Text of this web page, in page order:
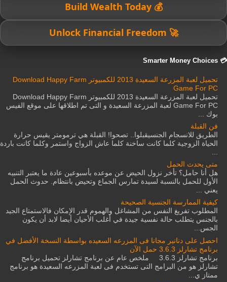
💰 Build Wealth Today
🚀 Unlock Financial Freedom
💳 Smarter Money Choices
تحميل لعبة المزرعة السعيدة 2013 للكمبيوتر Download Happy Farm
Game For PC
تحميل لعبة المزرعة السعيدة 2013 للكمبيوتر Download Happy Farm
Game For PC لعبة المزرعة السعيدة و التى تم اطلاقها على موقع الفيس
بوك ...
فن القبلة
الطريق للانسجام الجنسيقبلوا.. تصحوا! القبلة هي ترمومتر يقيس حرارة
الحياة الزوجية كلما كانت ساخنة كلما عاش الزواج واستمر وكلما كانت باردة
متى يحدث الحمل
هل أنا حامل؟ تأخر نزول الحيض عن موعده بأسبوعين عادة ما يعتبر التنبيه
الأول للحمل بالنسبة لسيدة تمارس الجماع وتحيض بانتظام. حدوث الحمل
يعني ...
كيفية الممارسة الجنسية الصحيحة
المطلوب تفريغ النفس من المشاغل والهموم قدر الإمكان فالاستمتاع الجيد
بالجنس يتطلب حالة نفسية جيدة في أغلب الأحيان أيضا لابد أن يكون
الجس...
احصل على دنانير مجانا فى المزرعه السعيده بواسطة النسخة الأفضل في
برنامج تشارلز 3.6.3 حمل الآن
برنامج تشارلز 3.6.3 ملخص عام عن برنامج تشارلز تحميل برنامج
تشارلز هو من البرامج التى تستخدم فى لعبة المزرعه السعيدة هو برنامج
ممتاز ي...